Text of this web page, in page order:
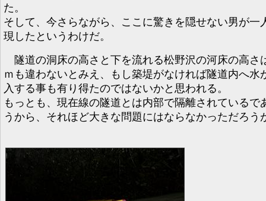
た。
そして、今さらながら、ここに驚きを隠せない男が一
現したというわけだ。
隧道の洞床の高さと下を流れる松野沢の河床の高さ
ｍも違わないとみえ、もし築堤がなければ隧道内へ水
入する事も有り得たのではないかと思われる。
もっとも、現在線の隧道とは内部で隔離されているで
うから、それほど大きな問題にはならなかっただろう